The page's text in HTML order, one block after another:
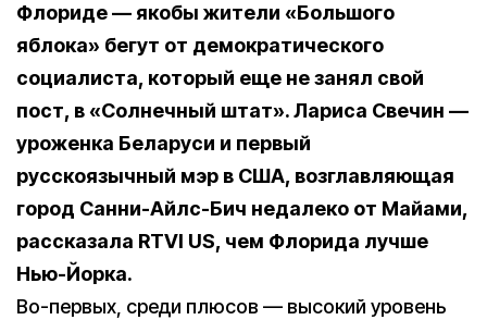
Флориде — якобы жители «Большого
яблока» бегут от демократического
социалиста, который еще не занял свой
пост, в «Солнечный штат». Лариса Свечин —
уроженка Беларуси и первый
русскоязычный мэр в США, возглавляющая
город Санни-Айлс-Бич недалеко от Майами,
рассказала RTVI US, чем Флорида лучше
Нью-Йорка.
Во-первых, среди плюсов — высокий уровень